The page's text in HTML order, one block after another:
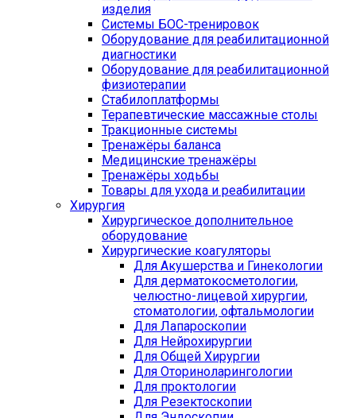
изделия
Системы БОС-тренировок
Оборудование для реабилитационной
диагностики
Оборудование для реабилитационной
физиотерапии
Стабилоплатформы
Терапевтические массажные столы
Тракционные системы
Тренажёры баланса
Медицинские тренажёры
Тренажёры ходьбы
Товары для ухода и реабилитации
Хирургия
Хирургическое дополнительное
оборудование
Хирургические коагуляторы
Для Акушерства и Гинекологии
Для дерматокосметологии,
челюстно-лицевой хирургии,
стоматологии, офтальмологии
Для Лапароскопии
Для Нейрохирургии
Для Общей Хирургии
Для Оториноларингологии
Для проктологии
Для Резектоскопии